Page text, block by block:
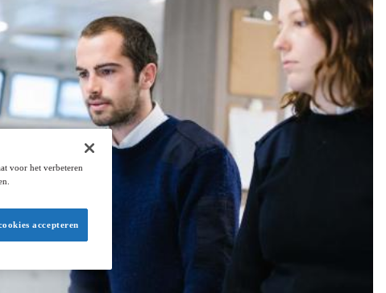
voor het verbeteren
accepteren